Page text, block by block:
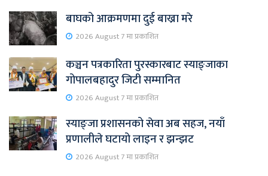
बाघको आक्रमणमा दुई बाख्रा मरे
2026 August 7 मा प्रकाशित
कञ्चन पत्रकारिता पुरस्कारबाट स्याङ्जाका
गोपालबहादुर जिटी सम्मानित
2026 August 7 मा प्रकाशित
स्याङ्जा प्रशासनको सेवा अब सहज, नयाँ
प्रणालीले घटायो लाइन र झन्झट
2026 August 7 मा प्रकाशित